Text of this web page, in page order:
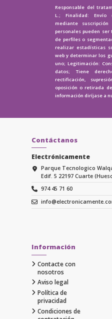
Responsable del
L.; Finalidad: Envío
mediante
personales pueden
de perfiles o
realizar estadísticas
web y determinar los
uno; Legitimación:
datos; Tiene
rectificación,
oposición o retirada
información diríjase a
Contáctanos
Electrónicamente
Parque Tecnologico
Edif. 5 22197 Cuarte
974 45 71 60
Información
Contacte con
nosotros
Aviso legal
Política de
privacidad
Condiciones de